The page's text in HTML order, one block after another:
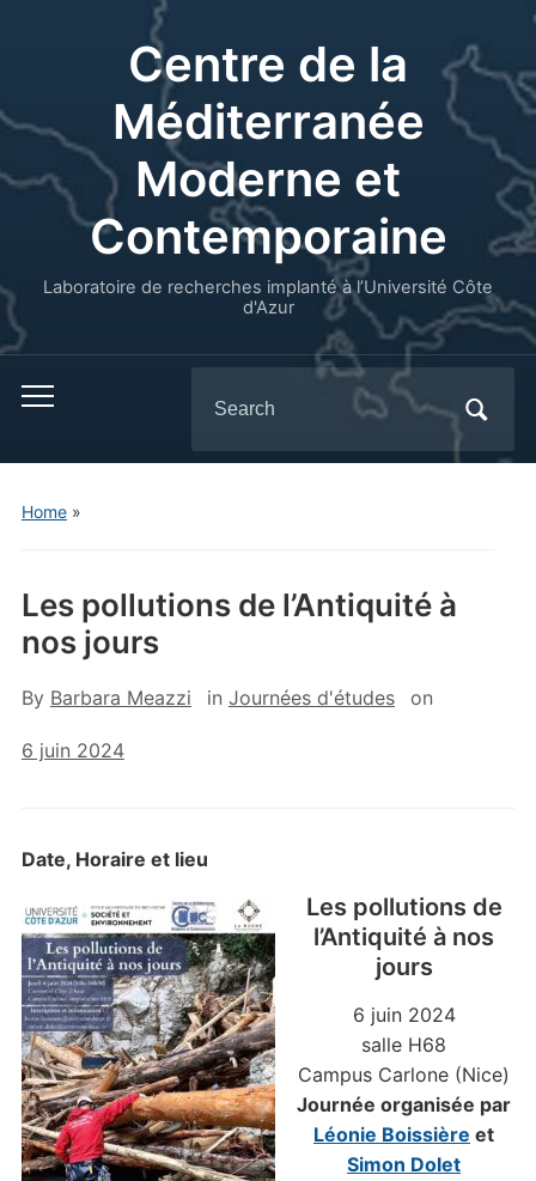
Centre de la
Méditerranée
Moderne et
Contemporaine
Laboratoire de recherches implanté à l’Université Côte
d'Azur
for:
Home»
Les pollutions de l’Antiquité à
nos jours
By Barbara Meazzi in Journées d'études on
6 juin 2024
Date, Horaire et lieu
Les pollutions de
l’Antiquité à nos
jours
6 juin 2024
salle H68
Campus Carlone (Nice)
Journée organisée par
Léonie Boissière et
Simon Dolet